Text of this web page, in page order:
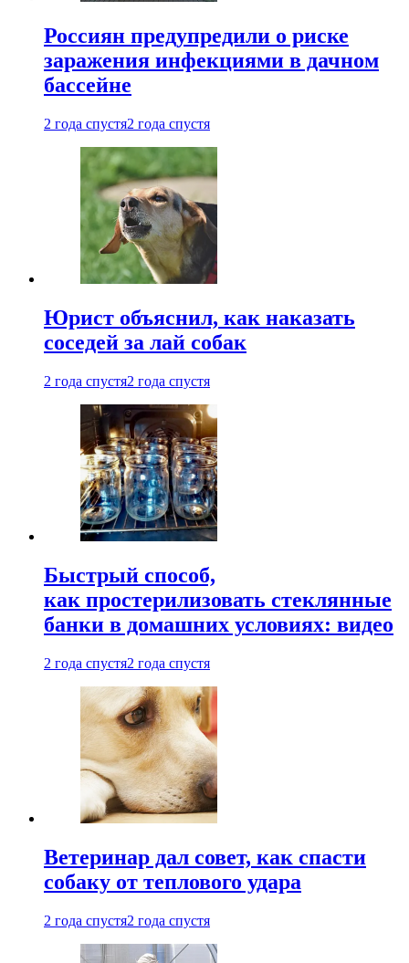
Россиян предупредили о риске
заражения инфекциями в дачном
бассейне
2 года спустя2 года спустя
Юрист объяснил, как наказать
соседей за лай собак
2 года спустя2 года спустя
Быстрый способ,
как простерилизовать стеклянные
банки в домашних условиях: видео
2 года спустя2 года спустя
Ветеринар дал совет, как спасти
собаку от теплового удара
2 года спустя2 года спустя